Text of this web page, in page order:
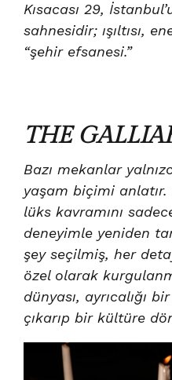
Kısacası 29,
sahnesidir; ışıltısı,
“şehir efsanesi.”
THE
Bazı mekanlar
yaşam biçimi anlatır.
lüks kavramını
deneyimle yeniden
şey seçilmiş, her
özel olarak
dünyası, ayrıcalığı
çıkarıp bir kültüre